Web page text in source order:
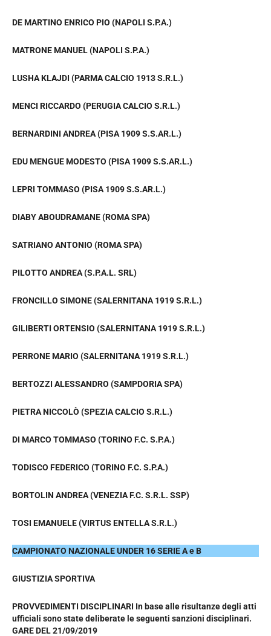
DE MARTINO ENRICO PIO (NAPOLI S.P.A.)
MATRONE MANUEL (NAPOLI S.P.A.)
LUSHA KLAJDI (PARMA CALCIO 1913 S.R.L.)
MENCI RICCARDO (PERUGIA CALCIO S.R.L.)
BERNARDINI ANDREA (PISA 1909 S.S.AR.L.)
EDU MENGUE MODESTO (PISA 1909 S.S.AR.L.)
LEPRI TOMMASO (PISA 1909 S.S.AR.L.)
DIABY ABOUDRAMANE (ROMA SPA)
SATRIANO ANTONIO (ROMA SPA)
PILOTTO ANDREA (S.P.A.L. SRL)
FRONCILLO SIMONE (SALERNITANA 1919 S.R.L.)
GILIBERTI ORTENSIO (SALERNITANA 1919 S.R.L.)
PERRONE MARIO (SALERNITANA 1919 S.R.L.)
BERTOZZI ALESSANDRO (SAMPDORIA SPA)
PIETRA NICCOLÒ (SPEZIA CALCIO S.R.L.)
DI MARCO TOMMASO (TORINO F.C. S.P.A.)
TODISCO FEDERICO (TORINO F.C. S.P.A.)
BORTOLIN ANDREA (VENEZIA F.C. S.R.L. SSP)
TOSI EMANUELE (VIRTUS ENTELLA S.R.L.)
CAMPIONATO NAZIONALE UNDER 16 SERIE A e B
GIUSTIZIA SPORTIVA
PROVVEDIMENTI DISCIPLINARI In base alle risultanze degli atti
ufficiali sono state deliberate le seguenti sanzioni disciplinari.
GARE DEL 21/09/2019